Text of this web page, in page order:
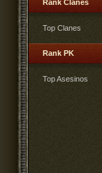
Rank Clanes
Top Clanes
Rank PK
Top Asesinos